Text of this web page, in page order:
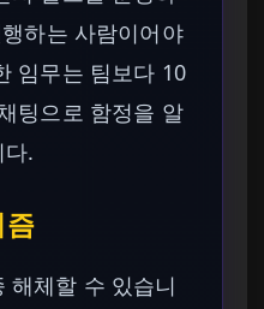
하는 사람이어야
임무는 팀보다 10
팅으로 함정을 알
.
즘
해체할 수 있습니